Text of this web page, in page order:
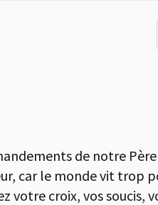
de notre Père
car le monde vit trop
votre croix, vos soucis,